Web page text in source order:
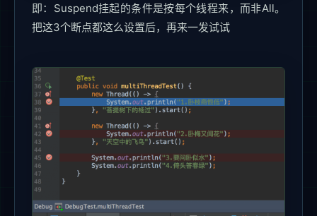
即：Suspend挂起的条件是按每个线程来，而非All。
把这3个断点都这么设置后，再来一发试试